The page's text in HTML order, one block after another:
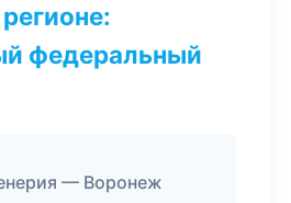
федеральный
— Воронеж